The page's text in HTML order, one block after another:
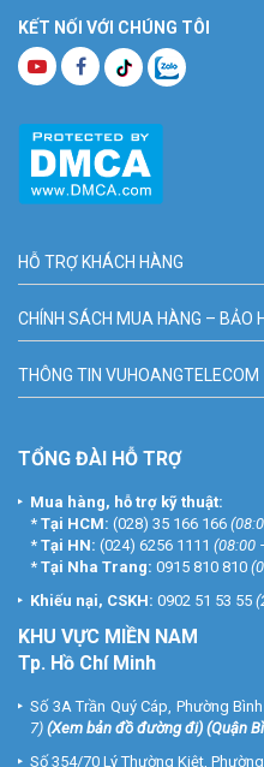
KẾT NỐI VỚI CHÚNG TÔI
HỖ TRỢ KHÁCH HÀNG
CHÍNH SÁCH MUA HÀNG – BẢO
THÔNG TIN VUHOANGTELECOM
TỔNG ĐÀI HỖ TRỢ
Mua hàng, hỗ trợ kỹ thuật:
* Tại HCM: (028) 35 166 166
* Tại HN: (024) 6256 1111 (08:00
* Tại Nha Trang: 0915 810 810
Khiếu nại, CSKH: 0902 51 53 55
KHU VỰC MIỀN NAM
Tp. Hồ Chí Minh
Số 3A Trần Quý Cáp, Phường
7) (Xem bản đồ đường đi) (Quận
Số 354/70 Lý Thường Kiệt,